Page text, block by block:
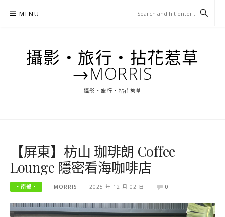
MENU
攝影‧旅行‧拈花惹草
→MORRIS
攝影‧旅行‧拈花惹草
【屏東】枋山 珈琲朗 Coffee
Lounge 隱密看海咖啡店
‧南部‧ MORRIS 2025 年 12 月 02 日 0